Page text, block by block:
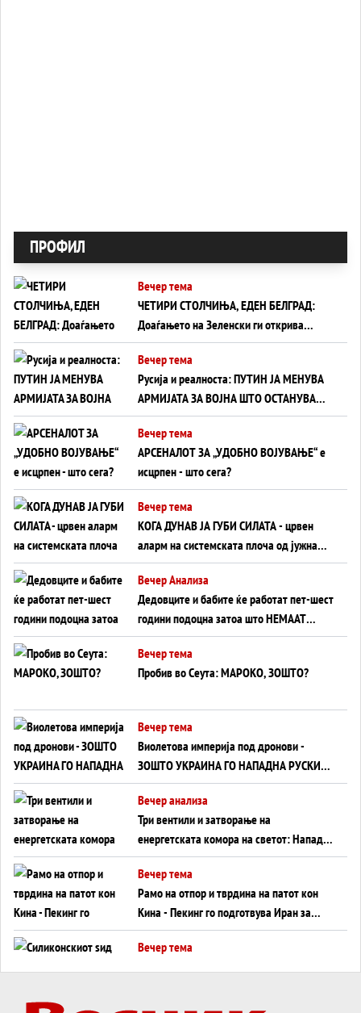
ПРОФИЛ
Вечер тема
ЧЕТИРИ СТОЛЧИЊА, ЕДЕН БЕЛГРАД:
Доаѓањето на Зеленски ги открива
тајните на политиката на балансирање
на Вучиќ
Вечер тема
Русија и реалноста: ПУТИН ЈА МЕНУВА
АРМИЈАТА ЗА ВОЈНА ШТО ОСТАНУВА
БЕЗ ФРОНТ
Вечер тема
АРСЕНАЛОТ ЗА „УДОБНО ВОЈУВАЊЕ“ е
исцрпен - што сега?
Вечер тема
КОГА ДУНАВ ЈА ГУБИ СИЛАТА - црвен
аларм на системската плоча од јужна
Германија до Црното Море...
Вечер Анализа
Дедовците и бабите ќе работат пет-шест
години подоцна затоа што НЕМААТ
ВНУЦИ ДА ГИ ЗАМЕНАТ
Вечер тема
Пробив во Сеута: МАРОКО, ЗОШТО?
Вечер тема
Виолетова империја под дронови -
ЗОШТО УКРАИНА ГО НАПАДНА РУСКИОТ
WILDBERRIES
Вечер анализа
Три вентили и затворање на
енергетската комора на светот: Нападот
во Суец најавува глобален енергетски
инфаркт?
Вечер тема
Рамо на отпор и тврдина на патот кон
Кина - Пекинг го подготвува Иран за
американска копнена инвазија
Вечер тема